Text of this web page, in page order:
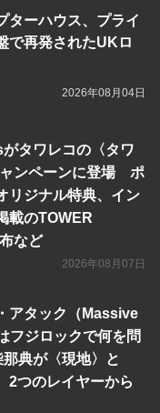
ターハウス、プライ
再発されたUKロ
2026年08月04日
タワレコの〈タワ
ンペーンに登場 ポ
リジナル特典、イン
載のTOWER
など
2026年08月07日
アタック（Massive
フジロックで何を問
典が〈現地〉と
2つのレイヤーから